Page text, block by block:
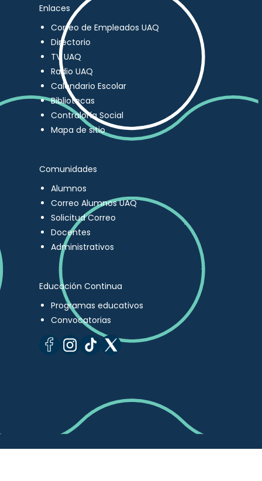
Enlaces
Correo de Empleados UAQ
Directorio
TV UAQ
Radio UAQ
Calendario Escolar
Bibliotecas
Contraloría Social
Mapa de sitio
Comunidades
Alumnos
Correo Alumnos UAQ
Solicitud Correo
Docentes
Administrativos
Educación Continua
Programas educativos
Convocatorias